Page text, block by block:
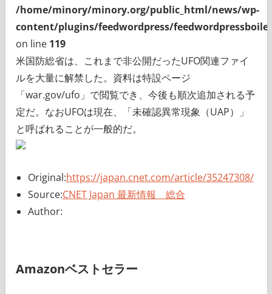
/home/minory/minory.org/public_html/news/wp-
content/plugins/feedwordpress/
on line 119
米国防総省は、これまで非公開だったUFO関連ファイ
ルを大量に解禁した。資料は特設ページ
「war.gov/ufo」で閲覧でき、今後も順次追加される予
定だ。なおUFOは現在、「未確認異常現象（UAP）」
と呼ばれることが一般的だ。
Original:https://japan.cnet.com/article/35247308/
Source:CNET Japan 最新情報 総合
Author:
Amazonベストセラー